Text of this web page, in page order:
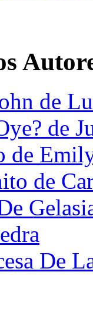
de
de
de
de
De